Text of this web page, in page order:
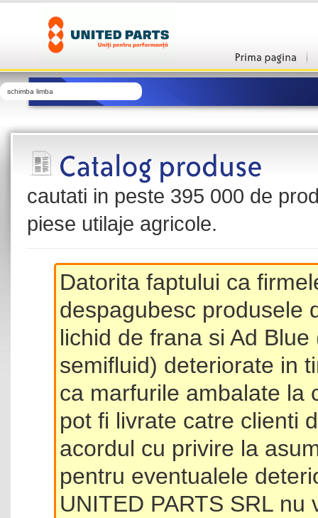
schimba limba
cautati in peste 395 000 de
piese utilaje agricole.
Datorita faptului ca
despagubesc produsele
lichid de frana si Ad
semifluid) deteriorate in
ca marfurile ambalate la
pot fi livrate catre clienti
acordul cu privire la
pentru eventualele
UNITED PARTS SRL